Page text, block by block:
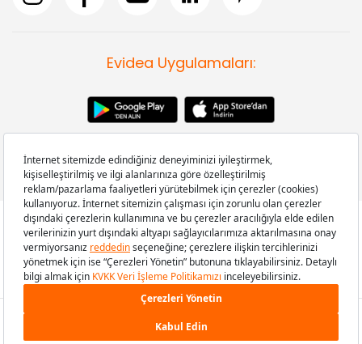
Evidea Uygulamaları:
Copyright © 2008-2026 Evidea.com | Tüm hakları saklıdır.